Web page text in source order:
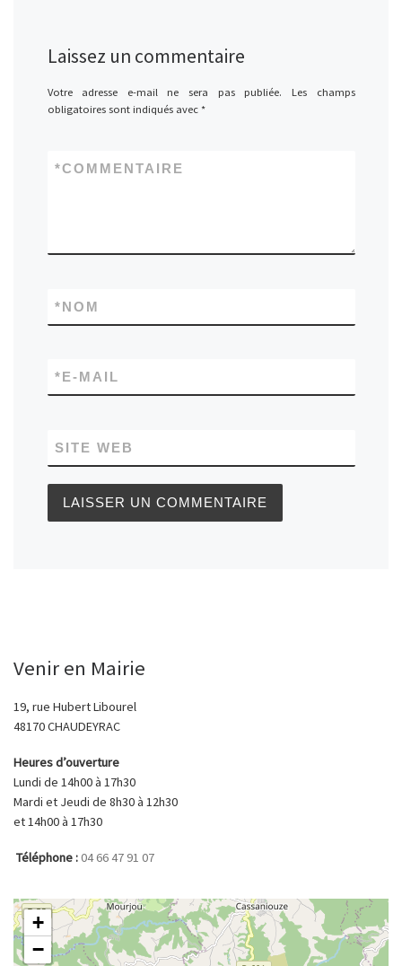
Laissez un commentaire
Votre adresse e-mail ne sera pas publiée.
Les champs
obligatoires sont indiqués avec *
COMMENTAIRE
*
NOM
*
E-MAIL
*
SITE WEB
Venir en Mairie
19, rue Hubert Libourel
48170 CHAUDEYRAC
Heures d’ouverture
Lundi de 14h00 à 17h30
Mardi et Jeudi de 8h30 à 12h30
et 14h00 à 17h30
Téléphone :04 66 47 91 07
+
−